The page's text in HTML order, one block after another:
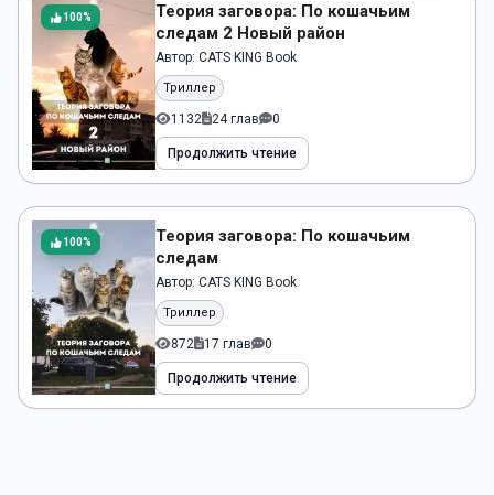
100%
Теория заговора: По кошачьим
следам 2 Новый район
Автор: CATS KING Book
Триллер
1132 24 глав 0
Продолжить чтение
100%
Теория заговора: По кошачьим
следам
Автор: CATS KING Book
Триллер
872 17 глав 0
Продолжить чтение